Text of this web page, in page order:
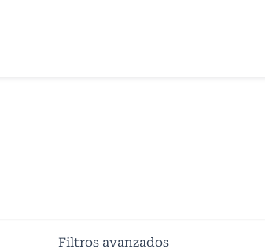
Filtros avanzados